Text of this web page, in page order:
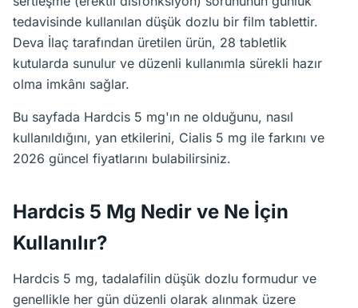
tedavisinde kullanılan düşük dozlu bir film tablettir.
Deva İlaç tarafından üretilen ürün, 28 tabletlik
kutularda sunulur ve düzenli kullanımla sürekli hazır
olma imkânı sağlar.
Bu sayfada Hardcis 5 mg'ın ne olduğunu, nasıl
kullanıldığını, yan etkilerini, Cialis 5 mg ile farkını ve
2026 güncel fiyatlarını bulabilirsiniz.
Hardcis 5 Mg Nedir ve Ne İçin
Kullanılır?
Hardcis 5 mg, tadalafilin düşük dozlu formudur ve
genellikle her gün düzenli olarak alınmak üzere